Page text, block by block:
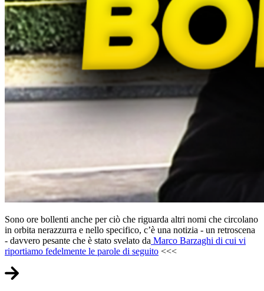
Sono ore bollenti anche per ciò che riguarda altri nomi che circolano
in orbita nerazzurra e nello specifico, c’è una notizia - un retroscena
- davvero pesante che è stato svelato da Marco Barzaghi di cui vi
riportiamo fedelmente le parole di seguito <<<